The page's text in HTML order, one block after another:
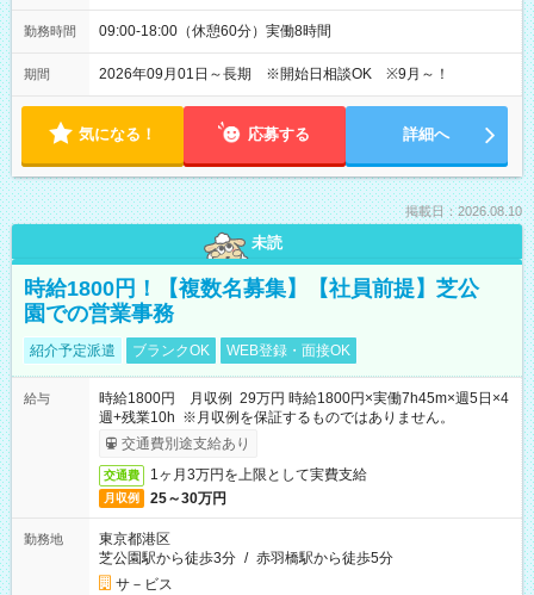
勤務時間 09:00-18:00（休憩60分）実働8時間
期間 2026年09月01日～長期 ※開始日相談OK ※9月～！
気になる！ 応募する 詳細へ
掲載日：2026.08.10
未読
時給1800円！【複数名募集】【社員前提】芝公
園での営業事務
紹介予定派遣 ブランクOK WEB登録・面接OK
給与
時給1800円 月収例 29万円 時給1800円×実働7h45m×週5日×4
週+残業10h ※月収例を保証するものではありません。
交通費別途支給あり
交通費 1ヶ月3万円を上限として実費支給
月収例 25～30万円
勤務地
東京都港区
芝公園駅から徒歩3分 / 赤羽橋駅から徒歩5分
サ－ビス